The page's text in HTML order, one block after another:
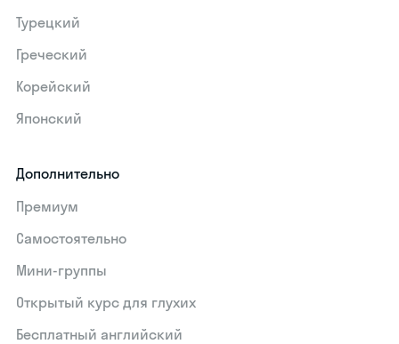
Турецкий
Греческий
Корейский
Японский
Дополнительно
Премиум
Самостоятельно
Мини-группы
Открытый курс для глухих
Бесплатный английский